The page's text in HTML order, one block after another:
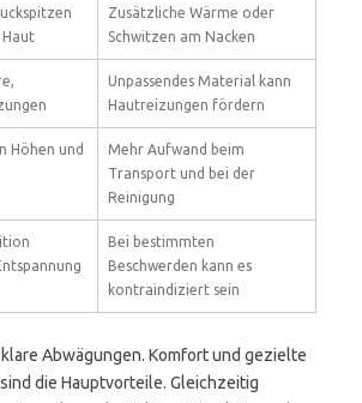
Zusätzliche Wärme oder
Schwitzen am Nacken
Unpassendes Material kann
Hautreizungen fördern
Höhen und
Mehr Aufwand beim
Transport und bei der
Reinigung
Bei bestimmten
Beschwerden kann es
kontraindiziert sein
Abwägungen. Komfort und gezielte
die Hauptvorteile. Gleichzeitig